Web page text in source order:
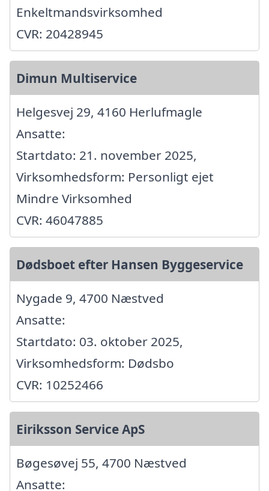
Enkeltmandsvirksomhed
CVR: 20428945
Dimun Multiservice
Helgesvej 29, 4160 Herlufmagle
Ansatte:
Startdato: 21. november 2025,
Virksomhedsform: Personligt ejet
Mindre Virksomhed
CVR: 46047885
Dødsboet efter Hansen Byggeservice
Nygade 9, 4700 Næstved
Ansatte:
Startdato: 03. oktober 2025,
Virksomhedsform: Dødsbo
CVR: 10252466
Eiriksson Service ApS
Bøgesøvej 55, 4700 Næstved
Ansatte: